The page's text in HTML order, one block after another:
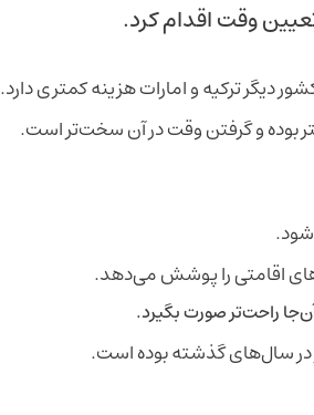
وقت اقدام کرد.
دیگر ترکیه و امارات هزینه کمتری دارد.
بوده و گرفتن وقت در آن سخت‌تر است.
اقامتی را پوشش می‌دهد.
راحت‌تر صورت بگیرد.
در سال‌های گذشته بوده است.